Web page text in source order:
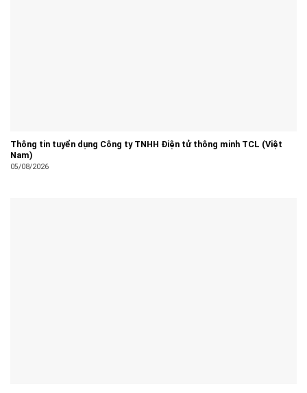
Thông tin tuyển dụng Công ty TNHH Điện tử thông minh TCL (Việt
Nam)
05/08/2026